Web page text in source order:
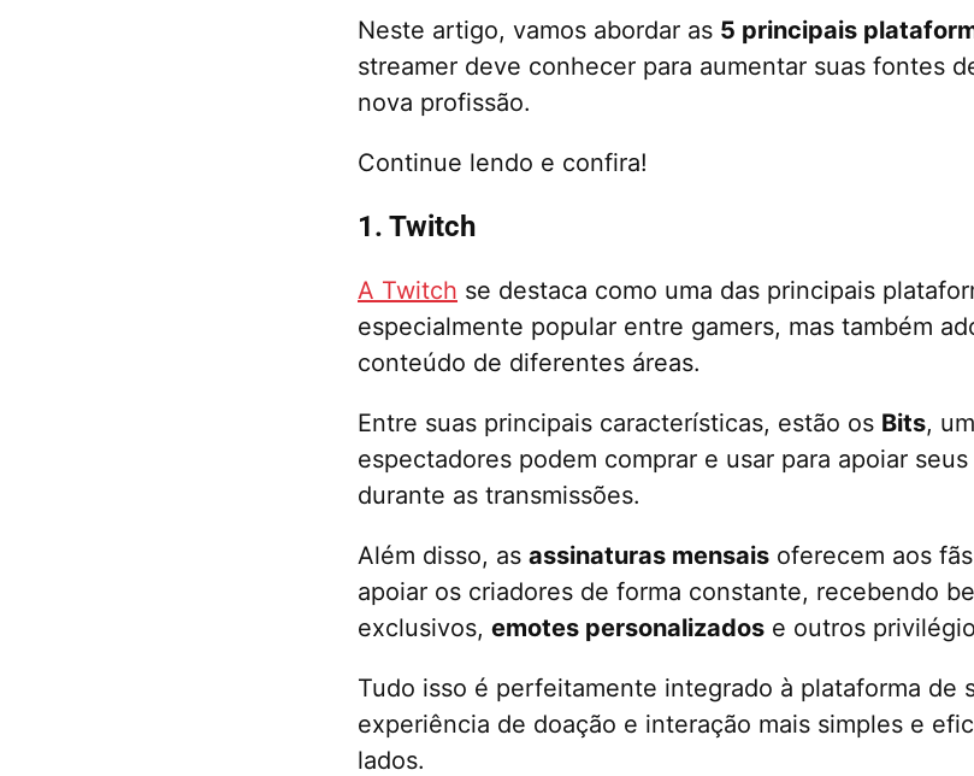
Neste artigo, vamos abordar as 5 principais
streamer deve conhecer para aumentar suas fontes
nova profissão.
Continue lendo e confira!
1. Twitch
A Twitch se destaca como uma das principais
especialmente popular entre gamers, mas também
conteúdo de diferentes áreas.
Entre suas principais características, estão os Bits,
espectadores podem comprar e usar para apoiar
durante as transmissões.
Além disso, as assinaturas mensais oferecem aos
apoiar os criadores de forma constante, recebendo
exclusivos, emotes personalizados e outros
Tudo isso é perfeitamente integrado à plataforma de
experiência de doação e interação mais simples e
lados.